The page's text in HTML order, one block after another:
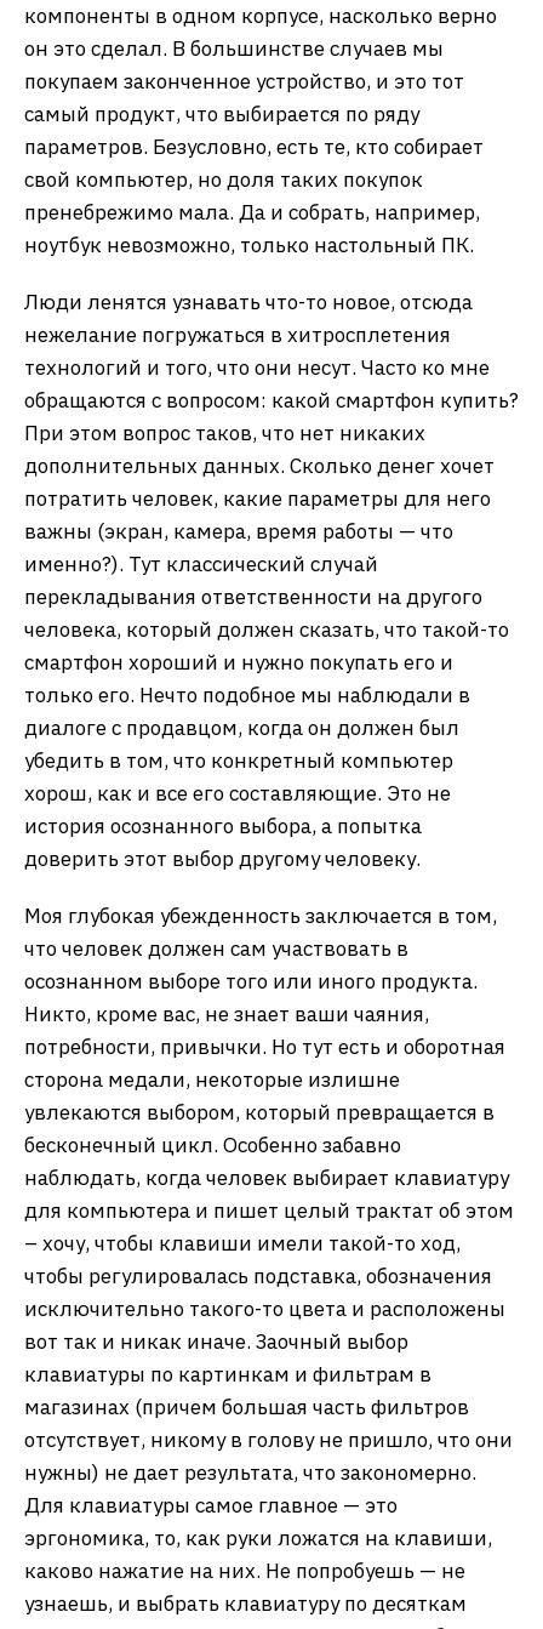
компоненты в одном корпусе, насколько верно
он это сделал. В большинстве случаев мы
покупаем законченное устройство, и это тот
самый продукт, что выбирается по ряду
параметров. Безусловно, есть те, кто собирает
свой компьютер, но доля таких покупок
пренебрежимо мала. Да и собрать, например,
ноутбук невозможно, только настольный ПК.
Люди ленятся узнавать что-то новое, отсюда
нежелание погружаться в хитросплетения
технологий и того, что они несут. Часто ко мне
обращаются с вопросом: какой смартфон купить?
При этом вопрос таков, что нет никаких
дополнительных данных. Сколько денег хочет
потратить человек, какие параметры для него
важны (экран, камера, время работы — что
именно?). Тут классический случай
перекладывания ответственности на другого
человека, который должен сказать, что такой-то
смартфон хороший и нужно покупать его и
только его. Нечто подобное мы наблюдали в
диалоге с продавцом, когда он должен был
убедить в том, что конкретный компьютер
хорош, как и все его составляющие. Это не
история осознанного выбора, а попытка
доверить этот выбор другому человеку.
Моя глубокая убежденность заключается в том,
что человек должен сам участвовать в
осознанном выборе того или иного продукта.
Никто, кроме вас, не знает ваши чаяния,
потребности, привычки. Но тут есть и оборотная
сторона медали, некоторые излишне
увлекаются выбором, который превращается в
бесконечный цикл. Особенно забавно
наблюдать, когда человек выбирает клавиатуру
для компьютера и пишет целый трактат об этом
– хочу, чтобы клавиши имели такой-то ход,
чтобы регулировалась подставка, обозначения
исключительно такого-то цвета и расположены
вот так и никак иначе. Заочный выбор
клавиатуры по картинкам и фильтрам в
магазинах (причем большая часть фильтров
отсутствует, никому в голову не пришло, что они
нужны) не дает результата, что закономерно.
Для клавиатуры самое главное — это
эргономика, то, как руки ложатся на клавиши,
каково нажатие на них. Не попробуешь — не
узнаешь, и выбрать клавиатуру по десяткам